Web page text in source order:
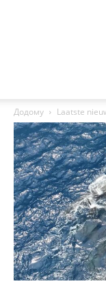
Додому Laatste